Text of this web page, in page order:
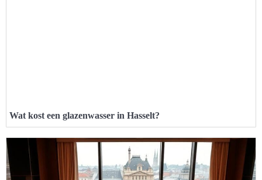
Wat kost een glazenwasser in Hasselt?